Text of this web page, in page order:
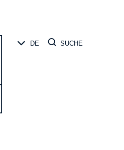
DE SUCHE